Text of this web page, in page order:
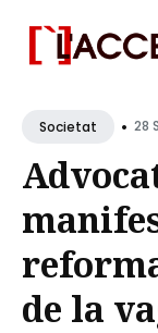
for
Blog
Societat • 28
de la